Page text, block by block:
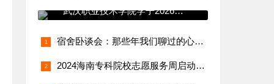
武汉职业技术学院学子2026年
宿舍卧谈会：那些年我们聊过的心事与远方
2024海南专科院校志愿服务周启动！学生团队赴三亚渔村实践纪